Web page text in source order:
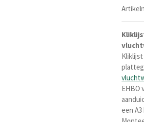
EHBO
een